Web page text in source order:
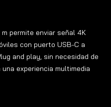
m permite enviar señal 4K
con puerto USB-C a
and play, sin necesidad de
experiencia multimedia